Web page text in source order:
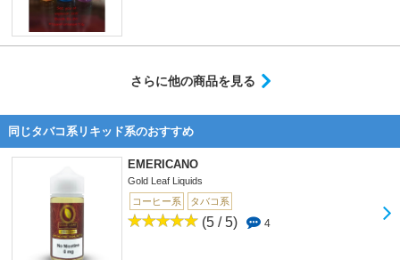
さらに他の商品を見る
同じタバコ系リキッド系のおすすめ
EMERICANO
Gold Leaf Liquids
コーヒー系
タバコ系
(5 / 5) 4